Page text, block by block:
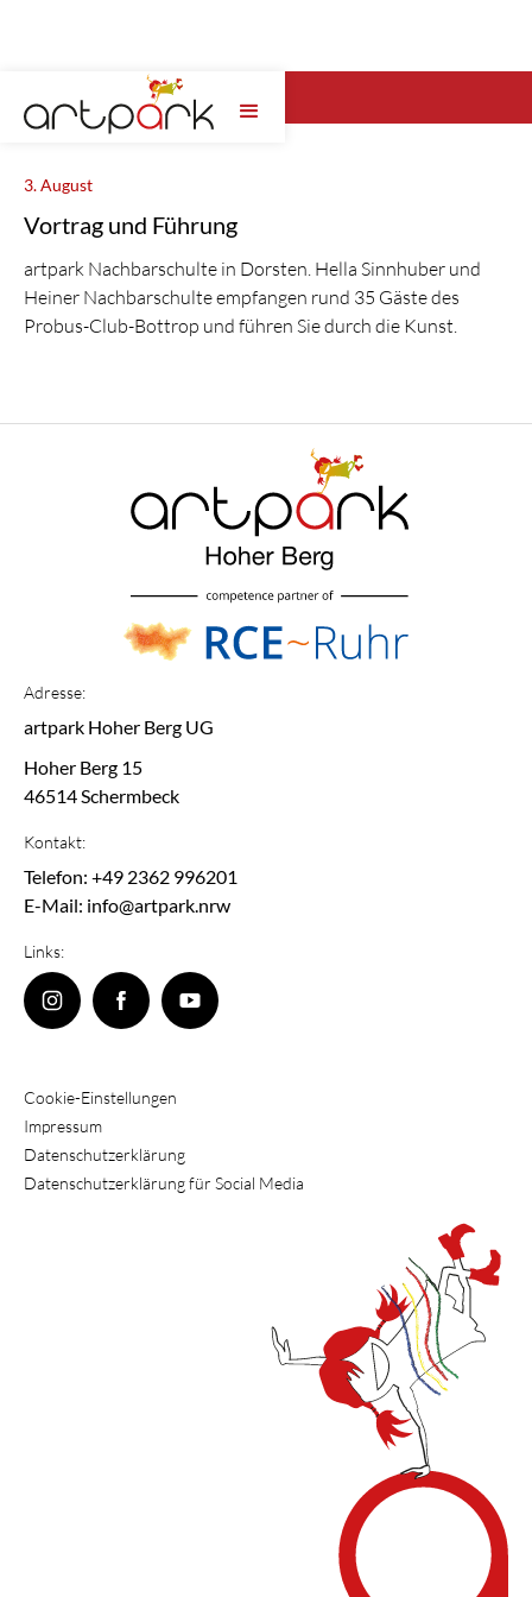
Wähle hier das artpark Jahr ...
3. August
Vortrag und Führung
artpark Nachbarschulte in Dorsten. Hella Sinnhuber und
Heiner Nachbarschulte empfangen rund 35 Gäste des
Probus-Club-Bottrop und führen Sie durch die Kunst.
Adresse:
artpark Hoher Berg UG
Hoher Berg 15
46514 Schermbeck
Kontakt:
Telefon: +49 2362 996201
E-Mail: info@artpark.nrw
Links:
Cookie-Einstellungen
Impressum
Datenschutzerklärung
Datenschutzerklärung für Social Media